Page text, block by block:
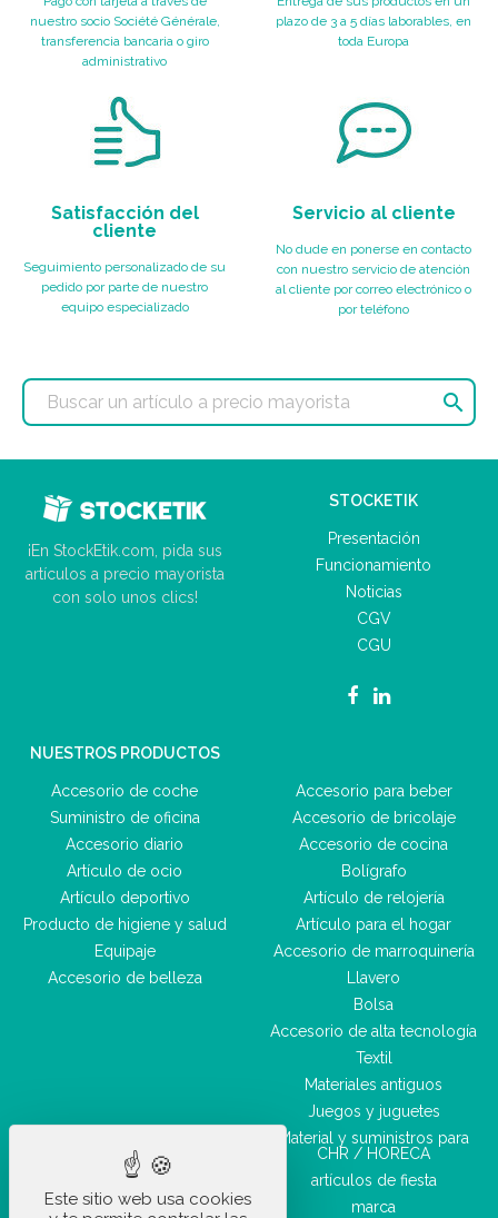
nuestro socio Société Générale,
transferencia bancaria o giro
administrativo
plazo de 3 a 5 días laborables, en
toda Europa
Satisfacción del
cliente
Seguimiento personalizado de su
pedido por parte de nuestro
equipo especializado
Servicio al cliente
No dude en ponerse en contacto
con nuestro servicio de atención
al cliente por correo electrónico o
por teléfono

¡En StockEtik.com, pida sus
artículos a precio mayorista
con solo unos clics!
STOCKETIK
Presentación
Funcionamiento
Noticias
CGV
CGU
NUESTROS PRODUCTOS
Accesorio de coche
Suministro de oficina
Accesorio diario
Artículo de ocio
Artículo deportivo
Producto de higiene y salud
Equipaje
Accesorio de belleza
Accesorio para beber
Accesorio de bricolaje
Accesorio de cocina
Bolígrafo
Artículo de relojería
Artículo para el hogar
Accesorio de marroquinería
Llavero
Bolsa
Accesorio de alta tecnología
Textil
Materiales antiguos
Juegos y juguetes
Material y suministros para
CHR / HORECA
artículos de fiesta
marca
Este sitio web usa cookies